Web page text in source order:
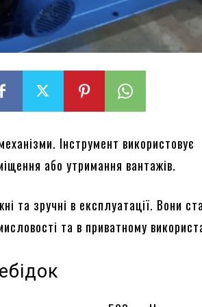
Інструмент використовує
або утримання вантажів.
та зручні в експлуатації. Вони
та в приватному